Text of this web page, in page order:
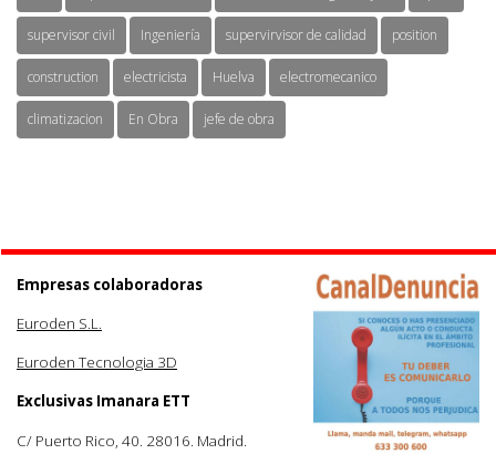
supervisor civil Ingeniería supervirvisor de calidad position
construction electricista Huelva electromecanico
climatizacion En Obra jefe de obra
Empresas colaboradoras
Euroden S.L.
Euroden Tecnologia 3D
Exclusivas Imanara ETT
C/ Puerto Rico, 40. 28016. Madrid.